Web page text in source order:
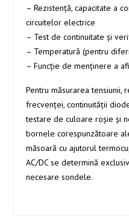
– Rezistență, capacitate a
circuitelor electrice
– Test de continuitate și
– Temperatură (pentru
– Funcție de menținere a
Pentru măsurarea tensiunii,
frecvenței, continuității
testare de culoare roșie și
bornele corespunzătoare
măsoară cu ajutorul
AC/DC se determină
necesare sondele.